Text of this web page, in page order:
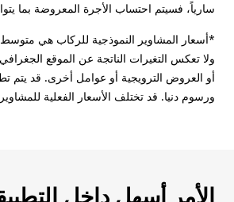
سارياً، فسيتم احتساب الأجرة المعروضة بما
ولا تعكس التغيرات الناتجة عن الموقع
أو العروض الترويجية أو عوامل أخرى. قد يتم
ورسوم دنيا. قد تختلف الأسعار الفعلية
الأمر أسهل داخل